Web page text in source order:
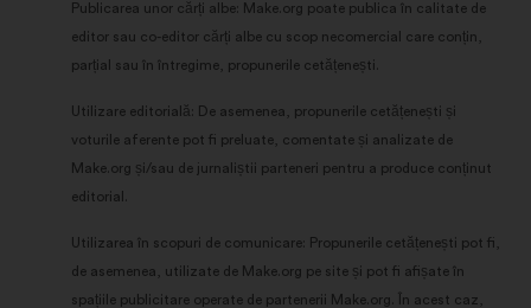
Publicarea unor cărți albe: Make.org poate publica în calitate de
editor sau co-editor cărți albe cu scop necomercial care conțin,
parțial sau în întregime, propunerile cetățenești.
Utilizare editorială: De asemenea, propunerile cetățenești și
voturile aferente pot fi preluate, comentate și analizate de
Make.org și/sau de jurnaliștii parteneri pentru a produce conținut
editorial.
Utilizarea în scopuri de comunicare: Propunerile cetățenești pot fi,
de asemenea, utilizate de Make.org pe site și pot fi afișate în
spațiile publicitare operate de partenerii Make.org. În acest caz,